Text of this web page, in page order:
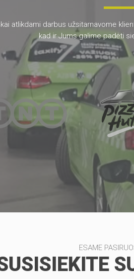
atlikdami darbus užsitarnavome
kad ir Jums galime padėti
ESAME